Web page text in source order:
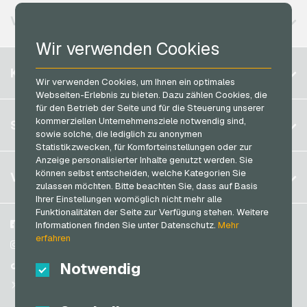
Wir verwenden Cookies
Wir verwenden Cookies, um Ihnen ein optimales
Webseiten-Erlebnis zu bieten. Dazu zählen Cookies, die
für den Betrieb der Seite und für die Steuerung unserer
kommerziellen Unternehmensziele notwendig sind,
sowie solche, die lediglich zu anonymen
Statistikzwecken, für Komforteinstellungen oder zur
Anzeige personalisierter Inhalte genutzt werden. Sie
können selbst entscheiden, welche Kategorien Sie
zulassen möchten. Bitte beachten Sie, dass auf Basis
Ihrer Einstellungen womöglich nicht mehr alle
Funktionalitäten der Seite zur Verfügung stehen. Weitere
Informationen finden Sie unter Datenschutz.Mehr
erfahren
Notwendig
Lieferando Geschenkkarten
Microsoft Geschenkkarten
Netflix Geschenkkarten
OBI Geschenkkarten
OTTO Geschenkkarten
PeterPane Geschenkkarten
Rewe Geschenkkarten
Rituals Geschenkkarten
roastmarket Geschenkkarten
Rossmann Geschenkkarten
RTL+ Geschenkkarten
Saturn Geschenkkarten
Vodafone Handyguthaben
PaysafeCard Bezahlkarten
PCS Bezahlkarten
Razer Gold Bezahlkarten
Transcash Bezahlkarten
VERFÜGBARE REGIONEN
Belgien
Brasilien
Deutschland (DE)
Deutschland (EN)
Frankreich
Italien
Niederlande
Österreich
Portugal
Schweiz (DE)
Schweiz (IT)
KONTO
Registrieren
Anmelden
Mein Warenkorb
SERVICE
FAQ
Zahlungsmethoden
&Widerrufsrecht
Datenschutzrichtlinien
VGO-SHOP
Über uns
Blog
Partner
Facebook
Instagram
TikTok